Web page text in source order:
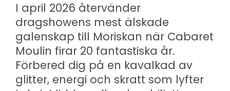
I april 2026 återvänder
dragshowens mest älskade
galenskap till Moriskan när Cabaret
Moulin firar 20 fantastiska år.
Förbered dig på en kavalkad av
glitter, energi och skratt som lyfter